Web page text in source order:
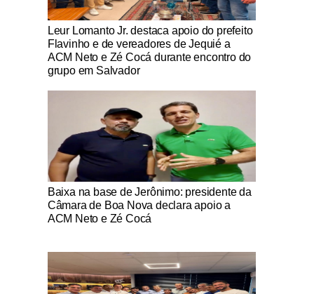
Notícias Católicas
Leur Lomanto Jr. destaca apoio do prefeito
Flavinho e de vereadores de Jequié a
ACM Neto e Zé Cocá durante encontro do
grupo em Salvador
Notícias Católicas
Baixa na base de Jerônimo: presidente da
Câmara de Boa Nova declara apoio a
ACM Neto e Zé Cocá